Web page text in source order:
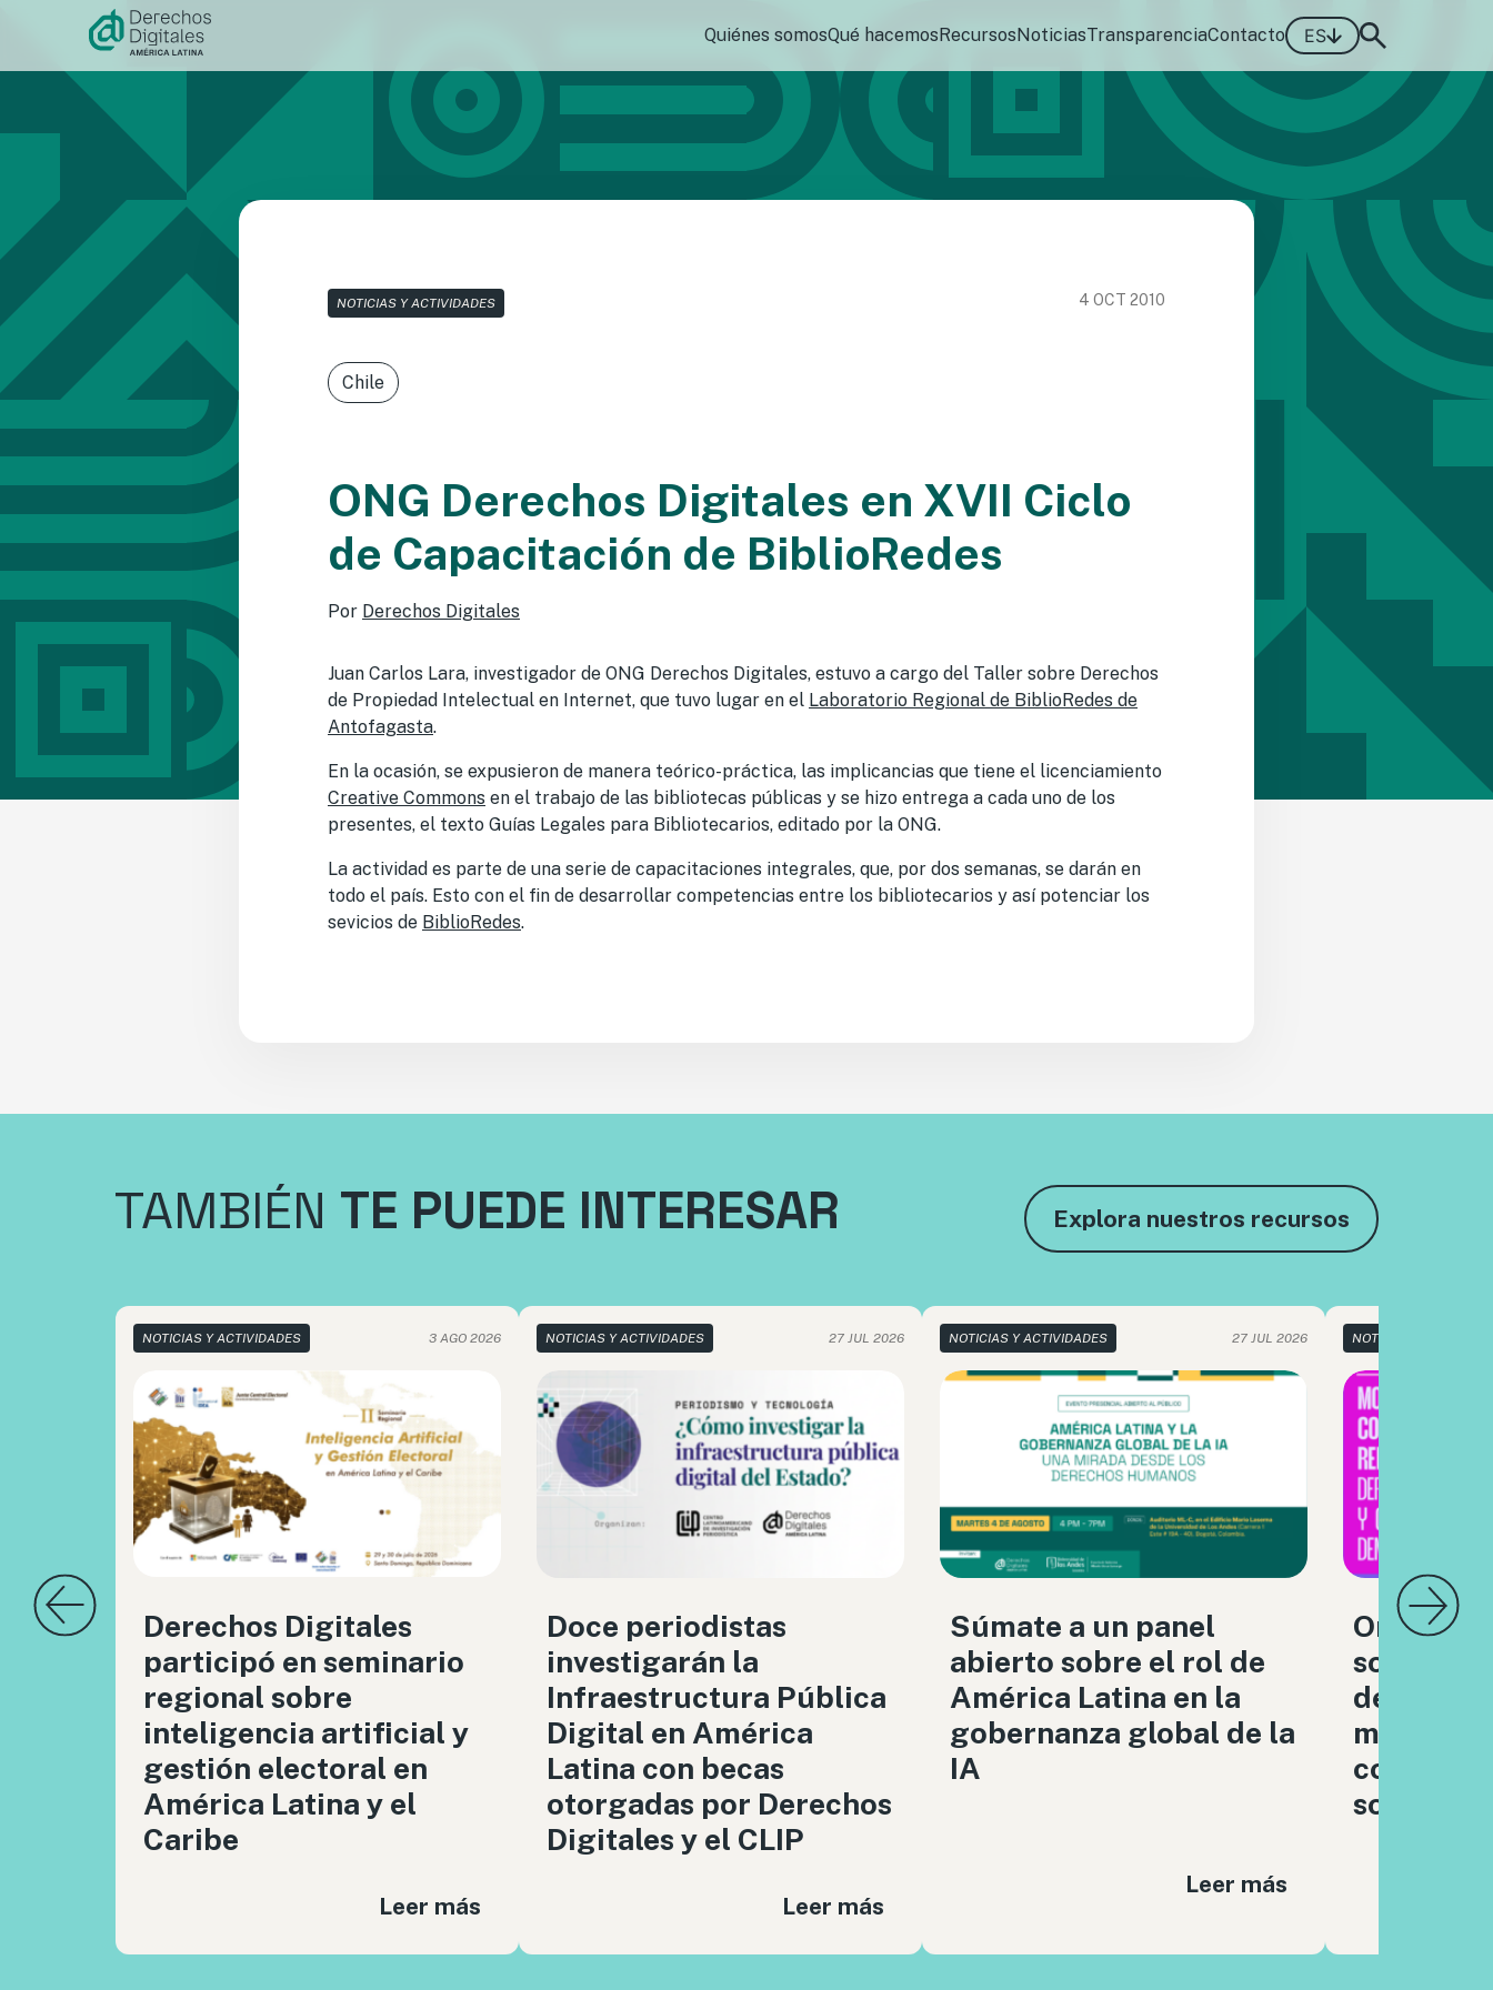
contenido
Quiénes somosQué hacemosRecursosNoticiasTransparenciaContacto ES
NOTICIAS Y ACTIVIDADES 4 OCT 2010
Chile
ONG Derechos Digitales en XVII Ciclo
de Capacitación de BiblioRedes
Por Derechos Digitales
Juan Carlos Lara, investigador de ONG Derechos Digitales, estuvo a cargo del Taller sobre Derechos
de Propiedad Intelectual en Internet, que tuvo lugar en el Laboratorio Regional de BiblioRedes de
Antofagasta.
En la ocasión, se expusieron de manera teórico-práctica, las implicancias que tiene el licenciamiento
Creative Commons en el trabajo de las bibliotecas públicas y se hizo entrega a cada uno de los
presentes, el texto Guías Legales para Bibliotecarios, editado por la ONG.
La actividad es parte de una serie de capacitaciones integrales, que, por dos semanas, se darán en
todo el país. Esto con el fin de desarrollar competencias entre los bibliotecarios y así potenciar los
sevicios de BiblioRedes.
TAMBIÉN TE PUEDE INTERESAR Explora nuestros recursos
NOTICIAS Y ACTIVIDADES 3 AGO 2026
Derechos Digitales
participó en seminario
regional sobre
inteligencia artificial y
gestión electoral en
América Latina y el
Caribe
Leer más
NOTICIAS Y ACTIVIDADES 27 JUL 2026
Doce periodistas
investigarán la
Infraestructura Pública
Digital en América
Latina con becas
otorgadas por Derechos
Digitales y el CLIP
Leer más
NOTICIAS Y ACTIVIDADES 27 JUL 2026
Súmate a un panel
abierto sobre el rol de
América Latina en la
gobernanza global de la
IA
Leer más
NOTICIAS Y
sociedad
sociales